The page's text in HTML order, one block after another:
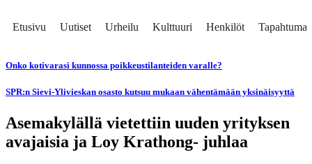
Etusivu Uutiset Urheilu Kulttuuri Henkilöt Tapahtumat
Onko kotivarasi kunnossa poikkeustilanteiden varalle?
SPR:n Sievi-Ylivieskan osasto kutsuu mukaan vähentämään yksinäisyyttä
Asemakylällä vietettiin uuden yrityksen
avajaisia ja Loy Krathong- juhlaa